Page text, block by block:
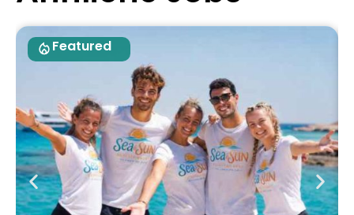
Featured